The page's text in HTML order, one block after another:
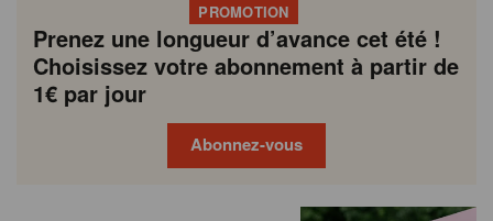
PROMOTION
Prenez une longueur d’avance cet été !
Choisissez votre abonnement à partir de
1€ par jour
Abonnez-vous